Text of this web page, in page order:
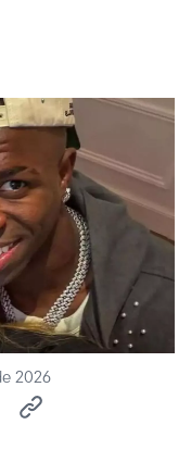
2026